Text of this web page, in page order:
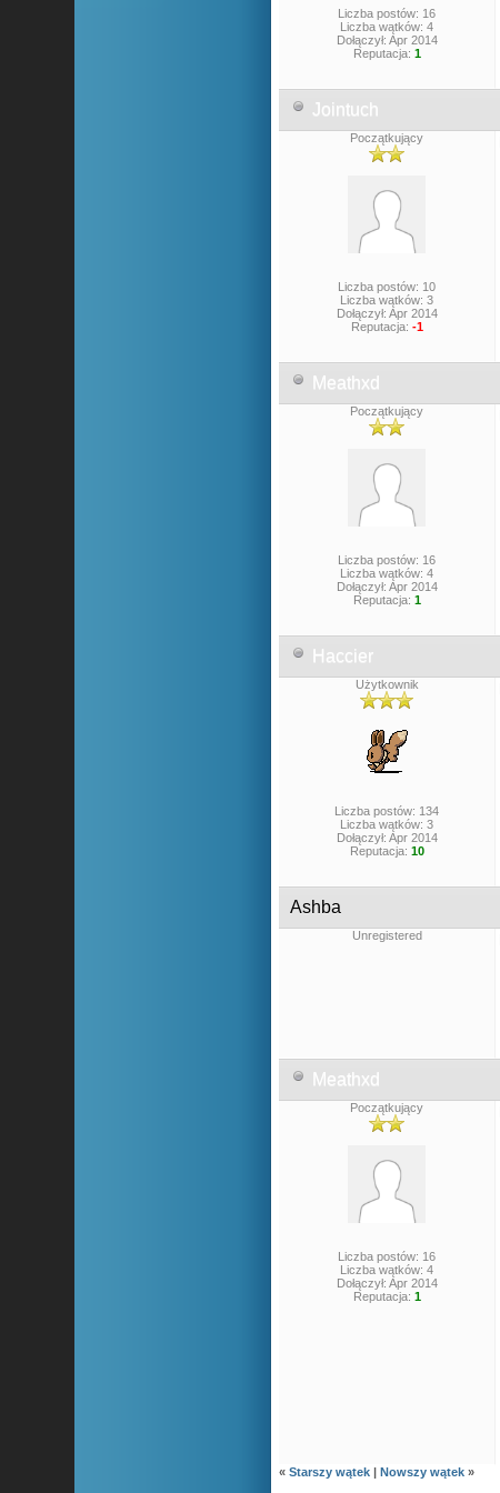
Liczba postów: 16
Liczba wątków: 4
Dołączył: Apr 2014
Reputacja: 1
Jointuch
Początkujący
Liczba postów: 10
Liczba wątków: 3
Dołączył: Apr 2014
Reputacja: -1
Meathxd
Początkujący
Liczba postów: 16
Liczba wątków: 4
Dołączył: Apr 2014
Reputacja: 1
Haccier
Użytkownik
Liczba postów: 134
Liczba wątków: 3
Dołączył: Apr 2014
Reputacja: 10
Ashba
Unregistered
Meathxd
Początkujący
Liczba postów: 16
Liczba wątków: 4
Dołączył: Apr 2014
Reputacja: 1
«Starszy wątek |Nowszy wątek »